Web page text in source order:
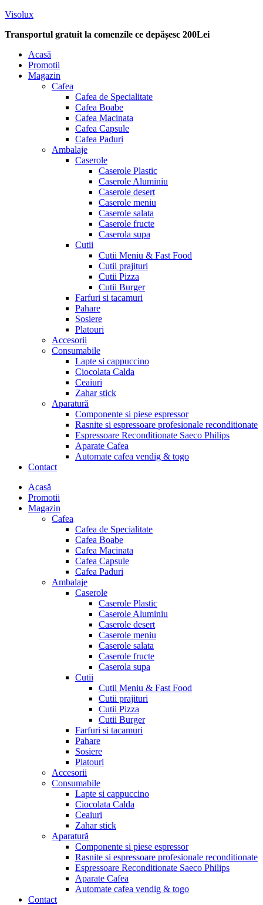
Visolux
Transportul gratuit la comenzile ce depășesc 200Lei
Menu
Acasă
Promotii
Magazin
Cafea
Cafea de Specialitate
Cafea Boabe
Cafea Macinata
Cafea Capsule
Cafea Paduri
Ambalaje
Caserole
Caserole Plastic
Caserole Aluminiu
Caserole desert
Caserole meniu
Caserole salata
Caserole fructe
Caserola supa
Cutii
Cutii Meniu & Fast Food
Cutii prajituri
Cutii Pizza
Cutii Burger
Farfuri si tacamuri
Pahare
Sosiere
Platouri
Accesorii
Consumabile
Lapte si cappuccino
Ciocolata Calda
Ceaiuri
Zahar stick
Aparatură
Componente si piese espressor
Rasnite si espressoare profesionale reconditionate
Espressoare Reconditionate Saeco Philips
Aparate Cafea
Automate cafea vendig & togo
Contact
Menu
Acasă
Promotii
Magazin
Cafea
Cafea de Specialitate
Cafea Boabe
Cafea Macinata
Cafea Capsule
Cafea Paduri
Ambalaje
Caserole
Caserole Plastic
Caserole Aluminiu
Caserole desert
Caserole meniu
Caserole salata
Caserole fructe
Caserola supa
Cutii
Cutii Meniu & Fast Food
Cutii prajituri
Cutii Pizza
Cutii Burger
Farfuri si tacamuri
Pahare
Sosiere
Platouri
Accesorii
Consumabile
Lapte si cappuccino
Ciocolata Calda
Ceaiuri
Zahar stick
Aparatură
Componente si piese espressor
Rasnite si espressoare profesionale reconditionate
Espressoare Reconditionate Saeco Philips
Aparate Cafea
Automate cafea vendig & togo
Contact